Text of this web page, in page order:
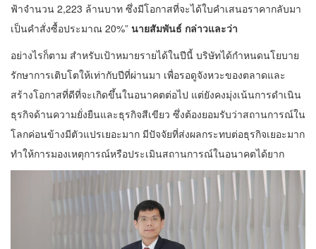
ฟ้าจำนวน 2,223 ล้านบาท ซึ่งมีโอกาสที่จะได้ใบคำเสนอราคากลับมา
เป็นคำสั่งซื้อประมาณ 20%” นายสัมพันธ์ กล่าวและว่า
อย่างไรก็ตาม สำหรับเป้าหมายรายได้ในปีนี้ บริษัทได้กำหนดนโยบาย
รักษาการเติบโตให้เท่ากับปีที่ผ่านมา เพื่อรอดูจังหวะของตลาดและ
สร้างโอกาสที่ดีที่จะเกิดขึ้นในอนาคตต่อไป แต่ยังคงมุ่งเน้นการดำเนิน
ธุรกิจด้านความยั่งยืนและธุรกิจสีเขียว ซึ่งต้องยอมรับว่าสถานการณ์ใน
โลกค่อนข้างมีตัวแปรเยอะมาก มีปัจจัยที่ส่งผลกระทบต่อธุรกิจเยอะมาก
ทำให้การมองเหตุการณ์หรือประเมินสถานการณ์ในอนาคตได้ยาก